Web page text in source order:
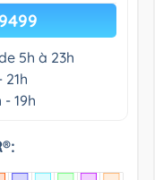
5h à 23h
21h
19h